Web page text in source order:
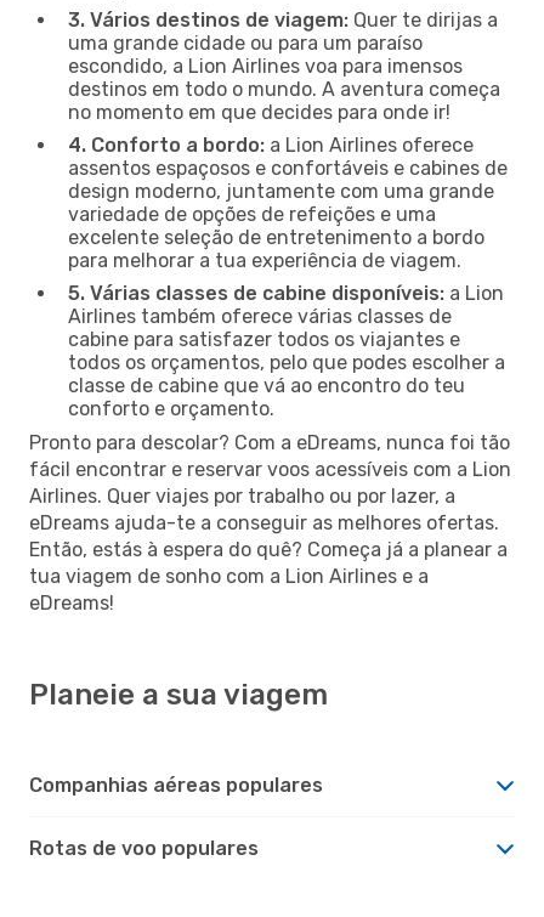
3. Vários destinos de viagem: Quer te dirijas a
uma grande cidade ou para um paraíso
escondido, a Lion Airlines voa para imensos
destinos em todo o mundo. A aventura começa
no momento em que decides para onde ir!
4. Conforto a bordo: a Lion Airlines oferece
assentos espaçosos e confortáveis e cabines de
design moderno, juntamente com uma grande
variedade de opções de refeições e uma
excelente seleção de entretenimento a bordo
para melhorar a tua experiência de viagem.
5. Várias classes de cabine disponíveis: a Lion
Airlines também oferece várias classes de
cabine para satisfazer todos os viajantes e
todos os orçamentos, pelo que podes escolher a
classe de cabine que vá ao encontro do teu
conforto e orçamento.
Pronto para descolar? Com a eDreams, nunca foi tão
fácil encontrar e reservar voos acessíveis com a Lion
Airlines. Quer viajes por trabalho ou por lazer, a
eDreams ajuda-te a conseguir as melhores ofertas.
Então, estás à espera do quê? Começa já a planear a
tua viagem de sonho com a Lion Airlines e a
eDreams!
Planeie a sua viagem
Companhias aéreas populares
Rotas de voo populares